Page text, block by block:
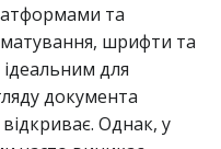
та
шрифти та
для
документа
Однак, у